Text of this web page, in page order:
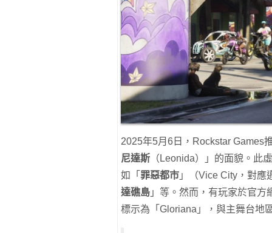
2025年5月6日，Rockstar Games
尼達斯 （Leonida）」的面貌。此
如「 罪惡都市 」（Vice City，對應
達礁島 」等。然而，有玩家於官
標示為「Gloriana」，與主舞台地